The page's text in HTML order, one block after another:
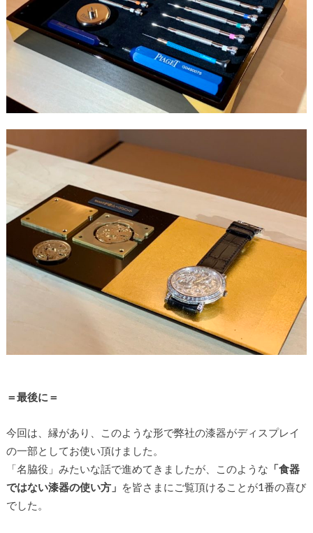
＝最後に＝
今回は、縁があり、このような形で弊社の漆器がディスプレイ
の一部としてお使い頂けました。
「名脇役」みたいな話で進めてきましたが、このような 「食器
ではない漆器の使い方」 を皆さまにご覧頂けることが1番の喜び
でした。